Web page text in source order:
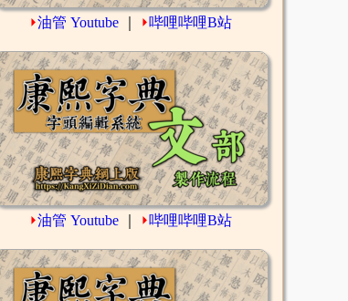
⏵油管 Youtube ⏵哔哩哔哩B站
⏵油管 Youtube ⏵哔哩哔哩B站